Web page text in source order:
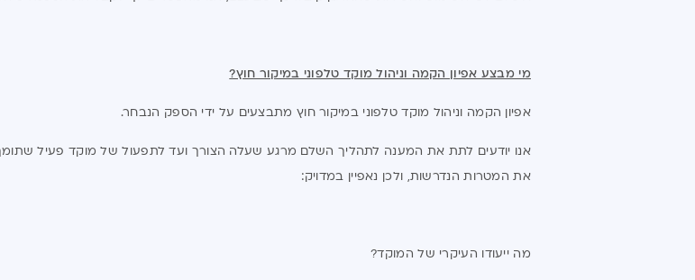
מי מבצע אפיון הקמה וניהול מוקד טלפוני במיקור חוץ?
אפיון הקמה וניהול מוקד טלפוני במיקור חוץ מתבצעים על ידי הספק הנבחר.
אנו יודעים לתת את המענה לתהליך השלם מרגע שעלה הצורך ועד לתפעול של מוקד פעיל
את המטרות הנדרשות, ולכן נאפיין במדויק:
מה ייעודו העיקרי של המוקד?